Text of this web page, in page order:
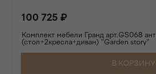
100 725 ₽
Комплект мебели Гранд арт.GS068 антрацит, серый 2 уп.
(стол+2кресла+диван) "Garden story"
В КОРЗИНУ